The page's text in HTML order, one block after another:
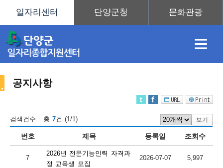
≡
용
재
업
업
터
공지사항
검색건수 : 총 7건 (1/1) 보기
번호 제목 등록일 조회수
7
2026년 전문기능인력 자격과
정 교육생 모집
2026-07-07 5,997
센